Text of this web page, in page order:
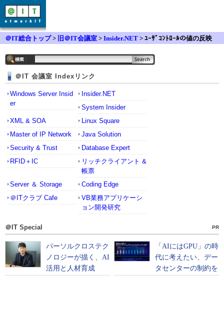
＠IT総合トップ> 旧＠IT会議室 > Insider.NET > ﾕｰｻﾞｺﾝﾄﾛｰﾙの値の反映
＠IT 会議室 Indexリンク
Windows Server Insid
er
Insider.NET
System Insider
XML & SOA
Linux Square
Master of IP Network
Java Solution
Security & Trust
Database Expert
RFID＋IC
リッチクライアント &
帳票
Server ＆ Storage
Coding Edge
＠ITクラブ Cafe
VB業務アプリケーシ
ョン開発研究
＠IT Special PR